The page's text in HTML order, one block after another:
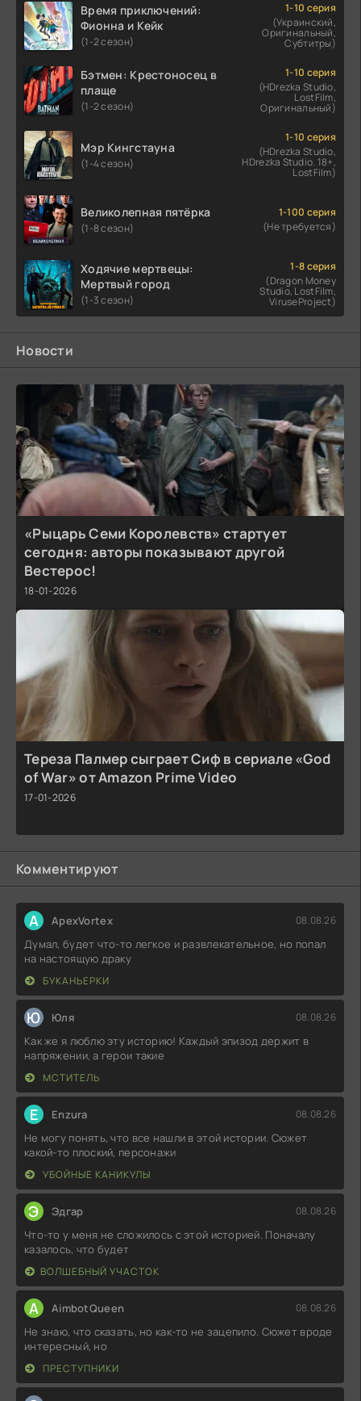
Время приключений:
Фионна и Кейк
(1-2 сезон)
1-10 серия
(Украинский,
Оригинальный,
Субтитры)
Бэтмен: Крестоносец в
плаще
(1-2 сезон)
1-10 серия
(HDrezka Studio,
LostFilm,
Оригинальный)
Мэр Кингстауна
(1-4 сезон)
1-10 серия
(HDrezka Studio,
HDrezka Studio. 18+,
LostFilm)
Великолепная пятёрка
(1-8 сезон)
1-100 серия
(Не требуется)
Ходячие мертвецы:
Мертвый город
(1-3 сезон)
1-8 серия
(Dragon Money
Studio, LostFilm,
ViruseProject)
Новости
«Рыцарь Семи Королевств» стартует
сегодня: авторы показывают другой
Вестерос!
18-01-2026
Тереза Палмер сыграет Сиф в сериале «God
of War» от Amazon Prime Video
17-01-2026
Комментируют
A ApexVortex 08.08.26
Думал, будет что-то легкое и развлекательное, но попал
на настоящую драку
БУКАНЬЕРКИ
Ю Юля 08.08.26
Как же я люблю эту историю! Каждый эпизод держит в
напряжении, а герои такие
МСТИТЕЛЬ
E Enzura 08.08.26
Не могу понять, что все нашли в этой истории. Сюжет
какой-то плоский, персонажи
УБОЙНЫЕ КАНИКУЛЫ
Э Эдгар 08.08.26
Что-то у меня не сложилось с этой историей. Поначалу
казалось, что будет
ВОЛШЕБНЫЙ УЧАСТОК
A AimbotQueen 08.08.26
Не знаю, что сказать, но как-то не зацепило. Сюжет вроде
интересный, но
ПРЕСТУПНИКИ